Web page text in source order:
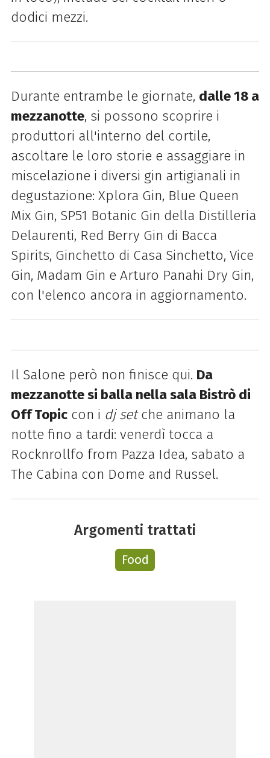
dodici mezzi.
Durante entrambe le giornate, dalle 18 a
mezzanotte, si possono scoprire i
produttori all'interno del cortile,
ascoltare le loro storie e assaggiare in
miscelazione i diversi gin artigianali in
degustazione: Xplora Gin, Blue Queen
Mix Gin, SP51 Botanic Gin della Distilleria
Delaurenti, Red Berry Gin di Bacca
Spirits, Ginchetto di Casa Sinchetto, Vice
Gin, Madam Gin e Arturo Panahi Dry Gin,
con l'elenco ancora in aggiornamento.
Il Salone però non finisce qui. Da
mezzanotte si balla nella sala Bistrò di
Off Topiccon i dj setche animano la
notte fino a tardi: venerdì tocca a
Rocknrollfo from Pazza Idea, sabato a
The Cabina con Dome and Russel.
Argomenti trattati
Food